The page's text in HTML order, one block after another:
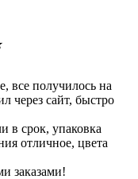
все получилось на
через сайт, быстро
в срок, упаковка
отличное, цвета
заказами!